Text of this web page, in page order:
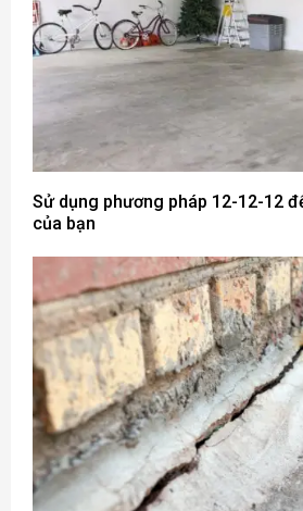
Sử dụng phương pháp 12-12-12
của bạn